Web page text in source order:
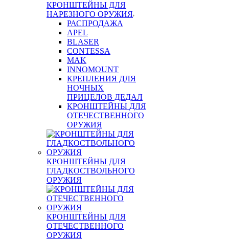
КРОНШТЕЙНЫ ДЛЯ
НАРЕЗНОГО ОРУЖИЯ
РАСПРОДАЖА
APEL
BLASER
CONTESSA
MAK
INNOMOUNT
КРЕПЛЕНИЯ ДЛЯ
НОЧНЫХ
ПРИЦЕЛОВ ДЕДАЛ
КРОНШТЕЙНЫ ДЛЯ
ОТЕЧЕСТВЕННОГО
ОРУЖИЯ
КРОНШТЕЙНЫ ДЛЯ
ГЛАДКОСТВОЛЬНОГО
ОРУЖИЯ
КРОНШТЕЙНЫ ДЛЯ
ОТЕЧЕСТВЕННОГО
ОРУЖИЯ